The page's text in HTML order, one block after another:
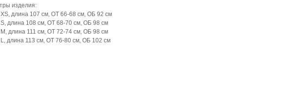
изделия:
длина 107 см, ОТ 66-68 см, ОБ 92 см
длина 108 см, ОТ 68-70 см, ОБ 98 см
длина 111 см, ОТ 72-74 см, ОБ 98 см
длина 113 см, ОТ 76-80 см, ОБ 102 см